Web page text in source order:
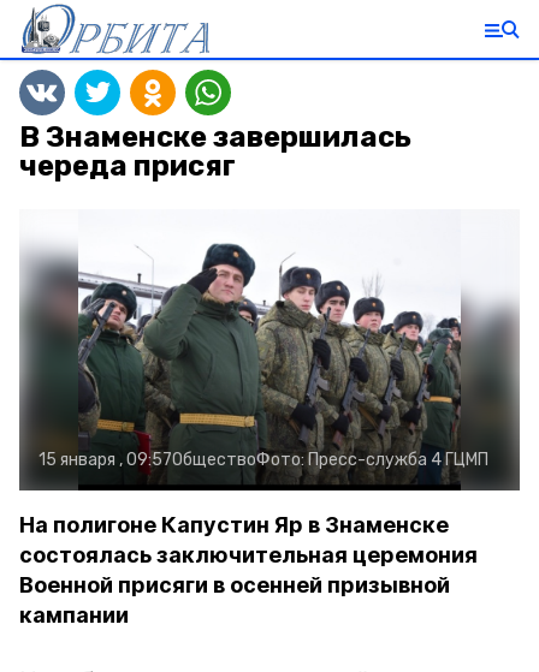
В Знаменске завершилась
череда присяг
15 января , 09:57ОбществоФото:Пресс-служба 4 ГЦМП
На полигоне Капустин Яр в Знаменске
состоялась заключительная церемония
Военной присяги в осенней призывной
кампании